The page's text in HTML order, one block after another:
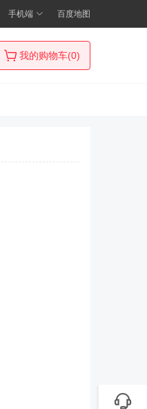
手机端 百度地图
我的购物车(0)